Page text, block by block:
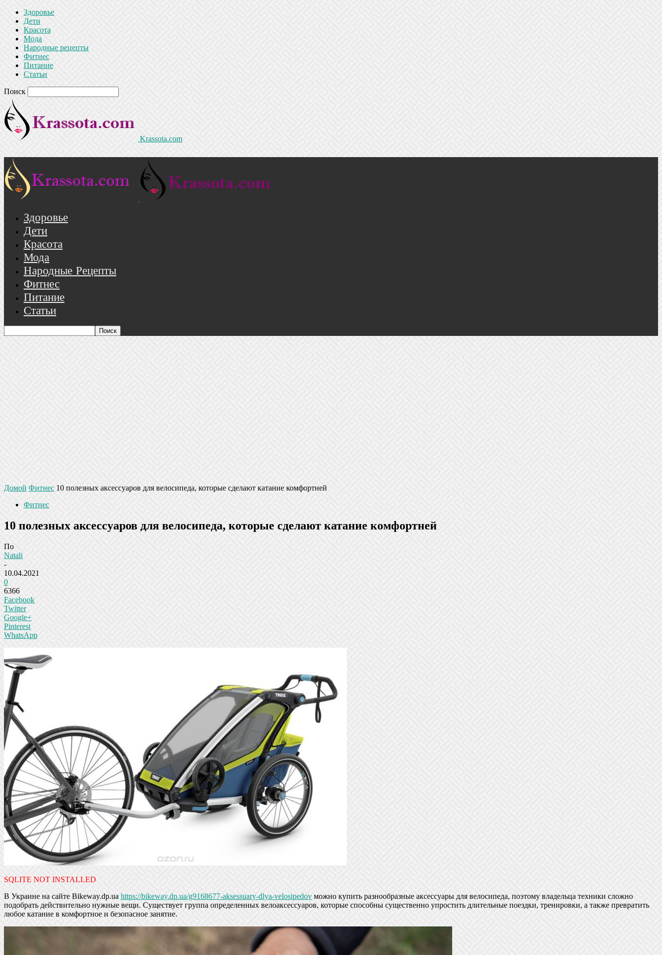
Здоровье
Дети
Красота
Мода
Народные рецепты
Фитнес
Питание
Статьи
Поиск
Krassota.com
Здоровье
Дети
Красота
Мода
Народные Рецепты
Фитнес
Питание
Статьи
Домой Фитнес 10 полезных аксессуаров для велосипеда, которые сделают катание комфортней
Фитнес
10 полезных аксессуаров для велосипеда, которые сделают катание комфортней
По
Natali
-
10.04.2021
0
6366
Facebook
Twitter
Google+
Pinterest
WhatsApp
SQLITE NOT INSTALLED
В Украине на сайте Bikeway.dp.ua https://bikeway.dp.ua/g9168677-aksessuary-dlya-velosipedov можно купить разнообразные аксессуары для велосипеда, поэтому владельца техники сложно
подобрать действительно нужные вещи. Существует группа определенных велоаксессуаров, которые способны существенно упростить длительные поездки, тренировки, а также превратить
любое катание в комфортное и безопасное занятие.